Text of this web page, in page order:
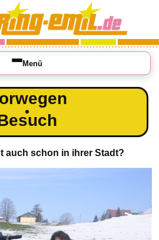
Menü
auch schon in ihrer Stadt?